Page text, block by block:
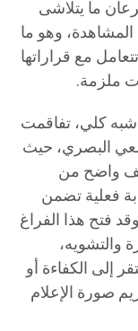
ما يتلاشى
وهو ما
مع قراراتها
ملزمة.
كلي، تفاقمت
البصري، حيث
واضح من
فعلية تضمن
فتح هذا الفراغ
والتشويه،
إلى الكفاءة أو
صورة الإعلام